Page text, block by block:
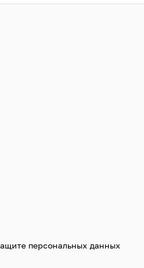
персональных данных